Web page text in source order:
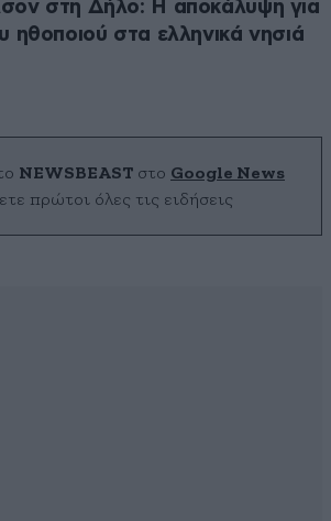
στη Δήλο: Η αποκάλυψη για
ηθοποιού στα ελληνικά νησιά
NEWSBEAST στο Google News
πρώτοι όλες τις ειδήσεις